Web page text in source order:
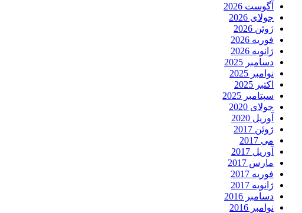
آگوست 2026
جولای 2026
ژوئن 2026
فوریه 2026
ژانویه 2026
دسامبر 2025
نوامبر 2025
اکتبر 2025
سپتامبر 2025
جولای 2020
آوریل 2020
ژوئن 2017
می 2017
آوریل 2017
مارس 2017
فوریه 2017
ژانویه 2017
دسامبر 2016
نوامبر 2016